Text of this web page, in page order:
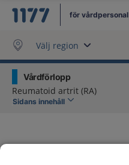
för vårdpersonal
Välj region
Vårdförlopp
Reumatoid artrit (RA)
Sidans innehåll